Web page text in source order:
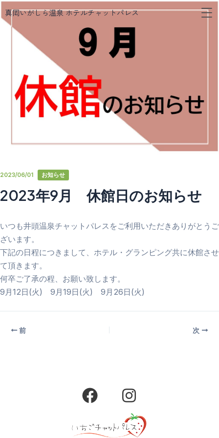
容
真岡いがしら温泉 ホテルチャットパレス
メ
ニ
2023/06/01 お知らせ
2023年9月 休館日のお知らせ
いつも井頭温泉チャットパレスをご利用いただきありがとうご
ざいます。
下記の日程につきまして、ホテル・グランピング共に休館させ
て頂きます。
何卒ご了承の程、お願い致します。
9月12日(火) 9月19日(火) 9月26日(火)
前 次
F
a
e
I
n
s
t